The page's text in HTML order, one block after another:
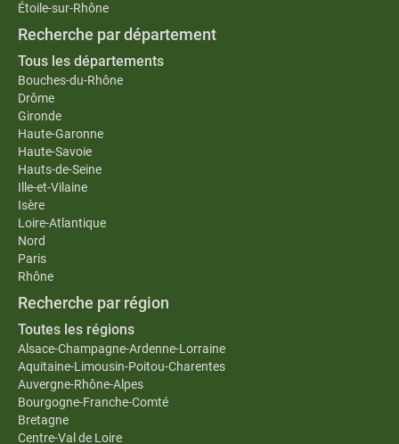
Étoile-sur-Rhône
Recherche par département
Tous les départements
Bouches-du-Rhône
Drôme
Gironde
Haute-Garonne
Haute-Savoie
Hauts-de-Seine
Ille-et-Vilaine
Isère
Loire-Atlantique
Nord
Paris
Rhône
Recherche par région
Toutes les régions
Alsace-Champagne-Ardenne-Lorraine
Aquitaine-Limousin-Poitou-Charentes
Auvergne-Rhône-Alpes
Bourgogne-Franche-Comté
Bretagne
Centre-Val de Loire